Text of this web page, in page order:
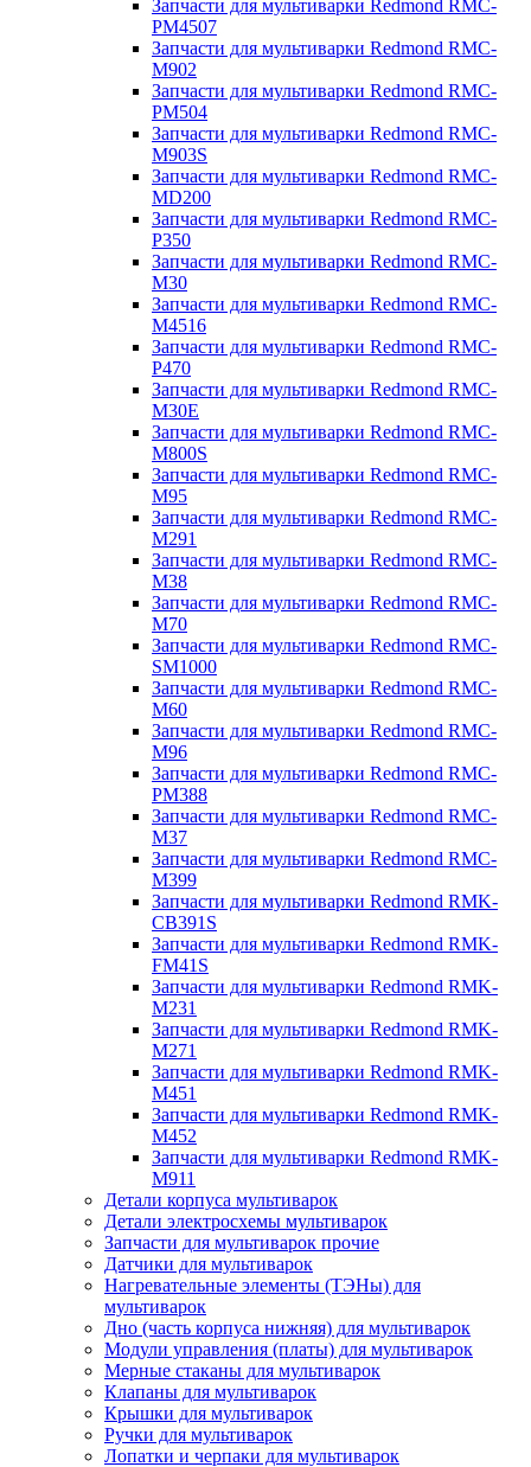
Запчасти для мультиварки Redmond RMC-
PM4507
Запчасти для мультиварки Redmond RMC-
M902
Запчасти для мультиварки Redmond RMC-
PM504
Запчасти для мультиварки Redmond RMC-
M903S
Запчасти для мультиварки Redmond RMC-
MD200
Запчасти для мультиварки Redmond RMC-
P350
Запчасти для мультиварки Redmond RMC-
M30
Запчасти для мультиварки Redmond RMC-
M4516
Запчасти для мультиварки Redmond RMC-
P470
Запчасти для мультиварки Redmond RMC-
M30E
Запчасти для мультиварки Redmond RMC-
M800S
Запчасти для мультиварки Redmond RMC-
M95
Запчасти для мультиварки Redmond RMC-
M291
Запчасти для мультиварки Redmond RMC-
M38
Запчасти для мультиварки Redmond RMC-
M70
Запчасти для мультиварки Redmond RMC-
SM1000
Запчасти для мультиварки Redmond RMC-
M60
Запчасти для мультиварки Redmond RMC-
M96
Запчасти для мультиварки Redmond RMC-
PM388
Запчасти для мультиварки Redmond RMC-
M37
Запчасти для мультиварки Redmond RMC-
M399
Запчасти для мультиварки Redmond RMK-
CB391S
Запчасти для мультиварки Redmond RMK-
FM41S
Запчасти для мультиварки Redmond RMK-
M231
Запчасти для мультиварки Redmond RMK-
M271
Запчасти для мультиварки Redmond RMK-
M451
Запчасти для мультиварки Redmond RMK-
M452
Запчасти для мультиварки Redmond RMK-
M911
Детали корпуса мультиварок
Детали электросхемы мультиварок
Запчасти для мультиварок прочие
Датчики для мультиварок
Нагревательные элементы (ТЭНы) для
мультиварок
Дно (часть корпуса нижняя) для мультиварок
Модули управления (платы) для мультиварок
Мерные стаканы для мультиварок
Клапаны для мультиварок
Крышки для мультиварок
Ручки для мультиварок
Лопатки и черпаки для мультиварок